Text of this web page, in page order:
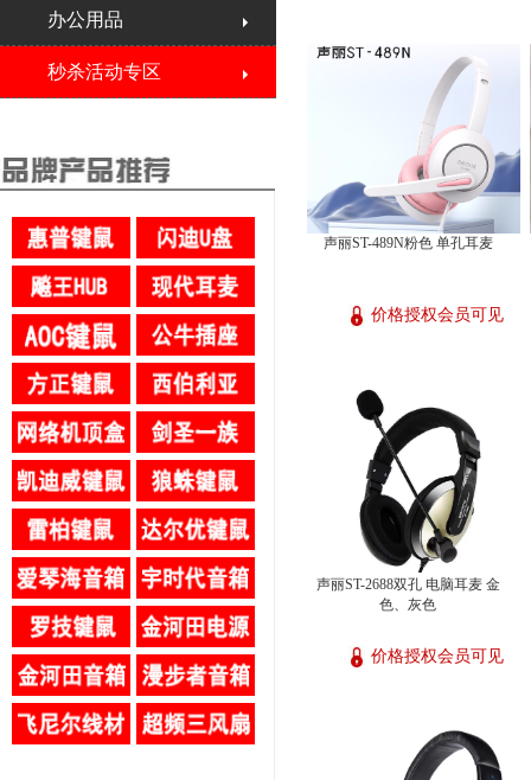
办公用品
秒杀活动专区
声丽ST-489N粉色 单孔耳麦
价格授权会员可见
声丽ST-2688双孔 电脑耳麦 金
色、灰色
价格授权会员可见